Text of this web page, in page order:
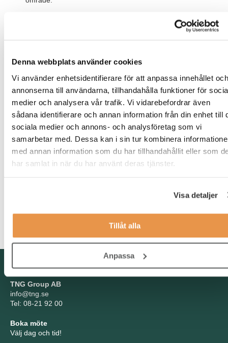
Denna webbplats använder cookies
Vi använder enhetsidentifierare för att anpassa innehållet och
annonserna till användarna, tillhandahålla funktioner för
medier och analysera vår trafik. Vi vidarebefordrar även
sådana identifierare och annan information från din enhet till
sociala medier och annons- och analysföretag som vi
samarbetar med. Dessa kan i sin tur kombinera
med annan information som du har tillhandahållit eller som
har samlat in när du har använt deras tjänster.
Visa detaljer
Tillåt alla
Anpassa
Har ett starkt intresse för innovation, produktutveckling
produktionssatt produkt.
Har kunskaper inom CAD.
Goda kunskaper i engelska i tal och skrift.
Vi anser det vara meriterade om du har erfarenhet
från SolidWorks med simuleringsverktyg och/eller goda
kunskaper i svenska.
problemlösningsorienterad och kreativ. Du kan ta egna initiativ,
är driven och arbetar väl såväl självständigt som i team. Vidare
är du strukturerad, pedagogisk och kan anpassa din
Kontakta oss
TNG Group AB
info@tng.se
Tel: 08-21 92 00
Boka möte
Välj dag och tid!